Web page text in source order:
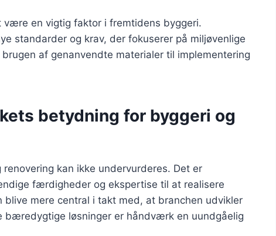
en vigtig faktor i fremtidens byggeri.
standarder og krav, der fokuserer på miljøvenlige
af genanvendte materialer til implementering
betydning for byggeri og
kan ikke undervurderes. Det er
færdigheder og ekspertise til at realisere
blive mere central i takt med, at branchen udvikler
bæredygtige løsninger er håndværk en uundgåelig